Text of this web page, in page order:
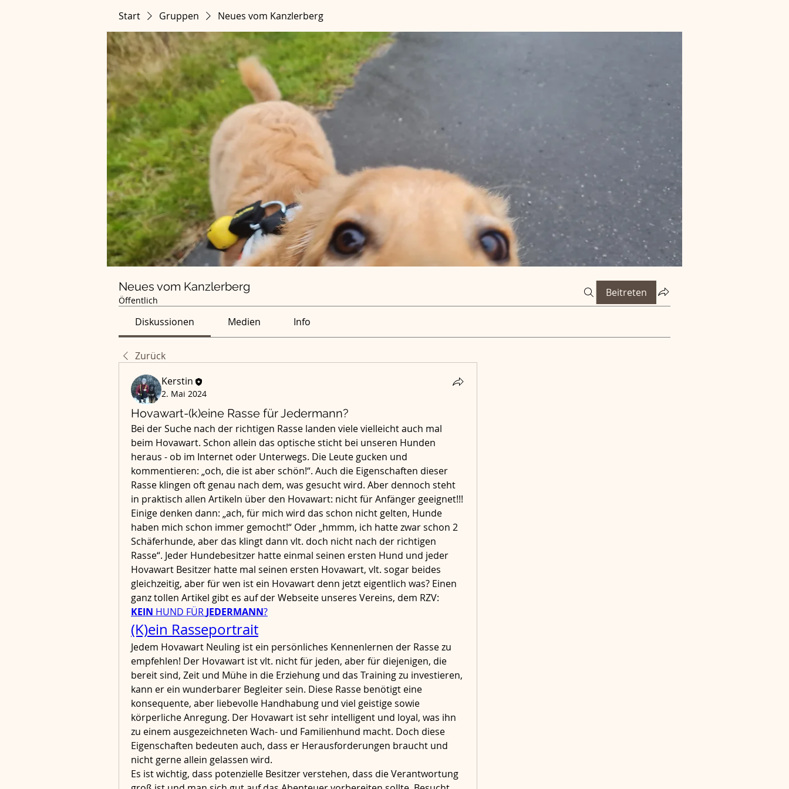
Start Gruppen Neues vom Kanzlerberg
Neues vom Kanzlerberg
Öffentlich
Beitreten
Diskussionen Medien Info
Zurück
Kerstin
2. Mai 2024
Hovawart-(k)eine Rasse für Jedermann?
Bei der Suche nach der richtigen Rasse landen viele vielleicht auch mal
beim Hovawart. Schon allein das optische sticht bei unseren Hunden
heraus - ob im Internet oder Unterwegs. Die Leute gucken und
kommentieren: „och, die ist aber schön!“. Auch die Eigenschaften dieser
Rasse klingen oft genau nach dem, was gesucht wird. Aber dennoch steht
in praktisch allen Artikeln über den Hovawart: nicht für Anfänger geeignet!!!
Einige denken dann: „ach, für mich wird das schon nicht gelten, Hunde
haben mich schon immer gemocht!“ Oder „hmmm, ich hatte zwar schon 2
Schäferhunde, aber das klingt dann vlt. doch nicht nach der richtigen
Rasse“. Jeder Hundebesitzer hatte einmal seinen ersten Hund und jeder
Hovawart Besitzer hatte mal seinen ersten Hovawart, vlt. sogar beides
gleichzeitig, aber für wen ist ein Hovawart denn jetzt eigentlich was? Einen
ganz tollen Artikel gibt es auf der Webseite unseres Vereins, dem RZV:
KEIN HUND FÜR JEDERMANN?
(K)ein Rasseportrait
Jedem Hovawart Neuling ist ein persönliches Kennenlernen der Rasse zu
empfehlen! Der Hovawart ist vlt. nicht für jeden, aber für diejenigen, die
bereit sind, Zeit und Mühe in die Erziehung und das Training zu investieren,
kann er ein wunderbarer Begleiter sein. Diese Rasse benötigt eine
konsequente, aber liebevolle Handhabung und viel geistige sowie
körperliche Anregung. Der Hovawart ist sehr intelligent und loyal, was ihn
zu einem ausgezeichneten Wach- und Familienhund macht. Doch diese
Eigenschaften bedeuten auch, dass er Herausforderungen braucht und
nicht gerne allein gelassen wird.
Es ist wichtig, dass potenzielle Besitzer verstehen, dass die Verantwortung